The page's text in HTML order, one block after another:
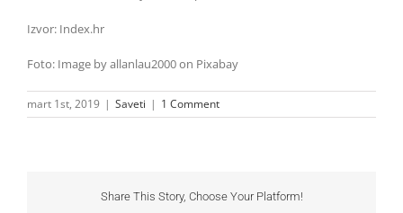
Izvor: Index.hr
Foto: Image by allanlau2000 on Pixabay
mart 1st, 2019 | Saveti | 1 Comment
Share This Story, Choose Your Platform!